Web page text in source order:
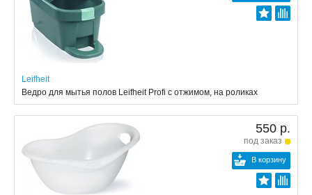
Leifheit
Ведро для мытья полов Leifheit Profi с отжимом, на роликах
550 р.
под заказ
В корзину